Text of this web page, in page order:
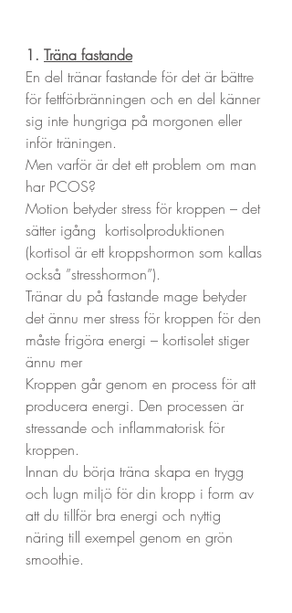
1. Träna fastande
En del tränar fastande för det är bättre
för fettförbränningen och en del känner
sig inte hungriga på morgonen eller
inför träningen.
Men varför är det ett problem om man
har PCOS?
Motion betyder stress för kroppen – det
sätter igång  kortisolproduktionen
(kortisol är ett kroppshormon som kallas
också ”stresshormon”).
Tränar du på fastande mage betyder
det ännu mer stress för kroppen för den
måste frigöra energi – kortisolet stiger
ännu mer
Kroppen går genom en process för att
producera energi. Den processen är
stressande och inflammatorisk för
kroppen.
Innan du börja träna skapa en trygg
och lugn miljö för din kropp i form av
att du tillför bra energi och nyttig
näring till exempel genom en grön
smoothie.